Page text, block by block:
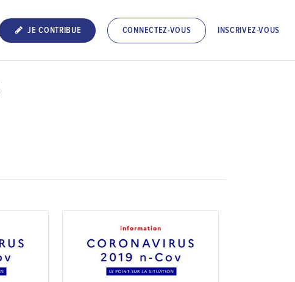
JE CONTRIBUE CONNECTEZ-VOUS INSCRIVEZ-VOUS